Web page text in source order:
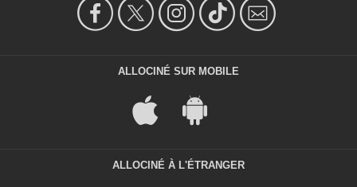
ALLOCINÉ SUR MOBILE
ALLOCINÉ À L'ÉTRANGER